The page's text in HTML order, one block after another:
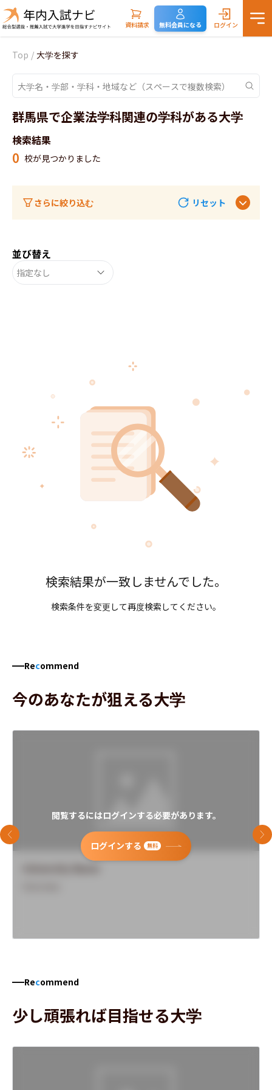
資料請求 無料会員になる ログイン
Top / 大学を探す
群馬県で企業法学科関連の学科がある大学
検索結果
0 校が見つかりました
さらに絞り込む リセット
並び替え
指定なし
検索結果が一致しませんでした。
検索条件を変更して再度検索してください。
Recommend
今のあなたが狙える大学
閲覧するにはログインする必要があります。
ログインする 無料
前のスライド 次
Recommend
少し頑張れば目指せる大学